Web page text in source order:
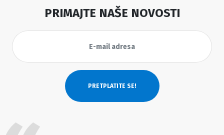
PRIMAJTE NAŠE NOVOSTI